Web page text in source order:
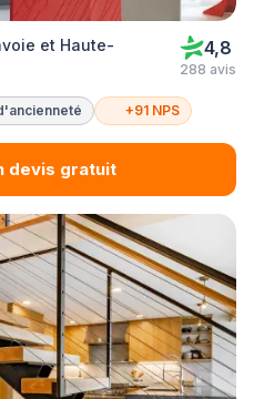
et Haute-
4,8
288 avis
+91 NPS
devis gratuit